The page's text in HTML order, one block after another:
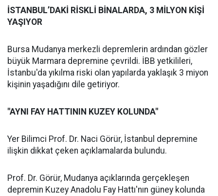
İSTANBUL’DAKİ RİSKLİ BİNALARDA, 3 MİLYON KİŞİ
YAŞIYOR
Bursa Mudanya merkezli depremlerin ardından gözler
büyük Marmara depremine çevrildi. İBB yetkilileri,
İstanbu'da yıkılma riski olan yapılarda yaklaşık 3 miyon
kişinin yaşadığını dile getiriyor.
"AYNI FAY HATTININ KUZEY KOLUNDA"
Yer Bilimci Prof. Dr. Naci Görür, İstanbul depremine
ilişkin dikkat çeken açıklamalarda bulundu.
Prof. Dr. Görür, Mudanya açıklarında gerçekleşen
depremin Kuzey Anadolu Fay Hattı'nın güney kolunda